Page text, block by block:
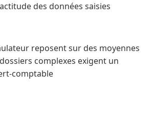
des données saisies
reposent sur des moyennes
complexes exigent un
comptable